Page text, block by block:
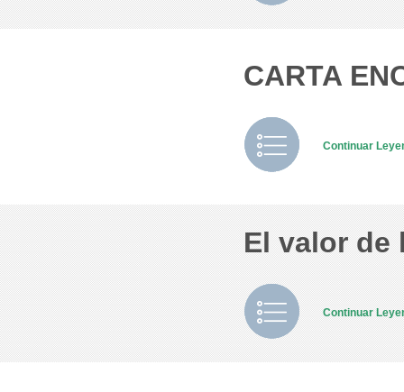
CARTA
Continuar
El valor de
Continuar